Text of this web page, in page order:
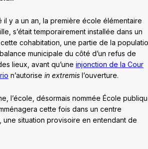
il y a un an, la première école élémentaire
s’était temporairement installée dans un
cohabitation, une partie de la
municipale du côté d’un refus de
lieux, avant qu’une injonction de la Cour
n’autorise in extremis l’ouverture.
l’école, désormais nommée École
cette fois dans un centre
une situation provisoire en entendant de